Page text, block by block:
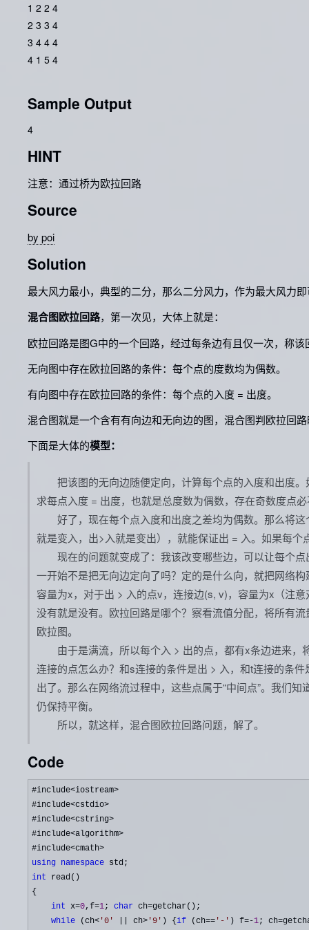
1 2 2 4
2 3 3 4
3 4 4 4
4 1 5 4
Sample Output
4
HINT
注意：通过桥为欧拉回路
Source
by poi
Solution
最大风力最小，典型的二分，那么二分风力，作为最大风力
混合图欧拉回路，第一次见，大体上就是：
欧拉回路是图G中的一个回路，经过每条边有且仅一次，称
无向图中存在欧拉回路的条件：每个点的度数均为偶数。
有向图中存在欧拉回路的条件：每个点的入度 = 出度。
混合图就是一个含有有向边和无向边的图，混合图判欧拉回
下面是大体的模型：
把该图的无向边随便定向，计算每个点的入度和出度。
求每点入度 = 出度，也就是总度数为偶数，存在奇数度点
好了，现在每个点入度和出度之差均为偶数。那么将这
就是变入，出>入就是变出），就能保证出 = 入。如果每
现在的问题就变成了：我该改变哪些边，可以让每个点
一开始不是把无向边定向了吗？定的是什么向，就把网络
容量为x，对于出 > 入的点v，连接边(s, v)，容量为x（注
没有就是没有。欧拉回路是哪个？察看流值分配，将所有
欧拉图。
由于是满流，所以每个入 > 出的点，都有x条边进来，
连接的点怎么办？和s连接的条件是出 > 入，和t连接的条
出了。那么在网络流过程中，这些点属于“中间点”。我们
仍保持平衡。
所以，就这样，混合图欧拉回路问题，解了。
Code
#include<iostream>
#include<cstdio>
#include<cstring>
#include<algorithm>
#include
using namespace
int read()
{
int x=0,f=1; char ch=getchar();
while (ch< '0 ' || ch> '9 ' ) { if (ch== ' - ' ) f=-1; ch=